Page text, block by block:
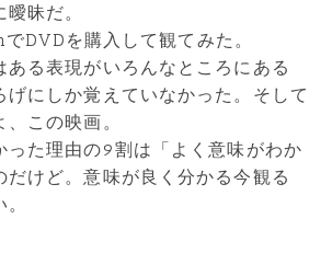
昧だ。
DVDを購入して観てみた。
ある表現がいろんなところにある
げにしか覚えていなかった。そして
この映画。
った理由の9割は「よく意味がわか
だけど。意味が良く分かる今観る